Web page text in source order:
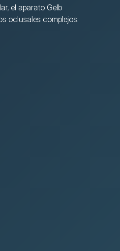
el aparato Gelb
oclusales complejos.